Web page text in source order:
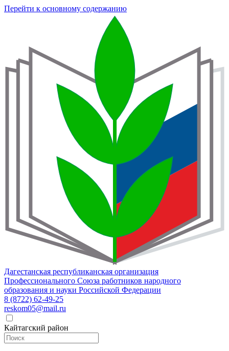
Перейти к основному содержанию
Дагестанская республиканская организация
Профессионального Союза работников народного
образования и науки Российской Федерации
8 (8722) 62-49-25
reskom05@mail.ru
Кайтагский район